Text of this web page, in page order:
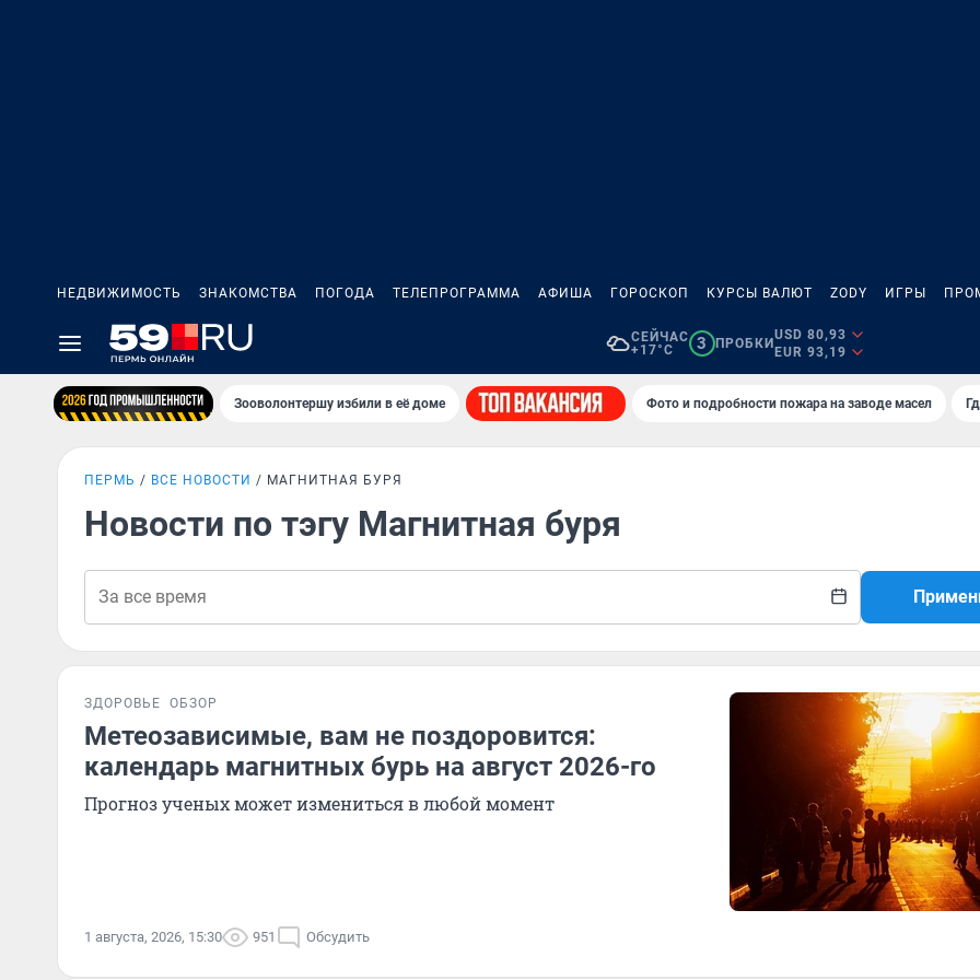
НЕДВИЖИМОСТЬ ЗНАКОМСТВА ПОГОДА ТЕЛЕПРОГРАММА АФИША ГОРОСКОП КУРСЫ ВАЛЮТ ZODY ИГРЫ
СЕЙЧАС
+17°C
3 ПРОБКИ
USD 80,93
EUR 93,19
Зооволонтершу избили в её доме Фото и подробности пожара на заводе масел
ПЕРМЬ ВСЕ НОВОСТИ МАГНИТНАЯ БУРЯ
Новости по тэгу Магнитная буря
ЗДОРОВЬЕ ОБЗОР
Метеозависимые, вам не поздоровится:
календарь магнитных бурь на август 2026-го
Прогноз ученых может измениться в любой момент
1 августа, 2026, 15:30 951 Обсудить